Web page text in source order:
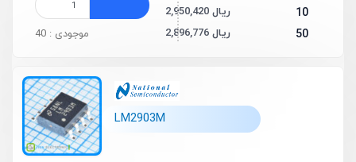
10 2,950,420 ریال
50 2,896,776 ریال موجودی : 40
LM2903M